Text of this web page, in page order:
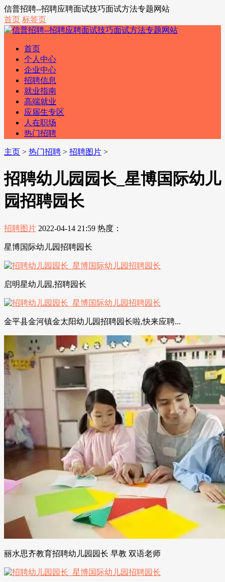
信普招聘--招聘应聘面试技巧面试方法专题网站
首页 标签页
首页
个人中心
企业中心
招聘信息
就业指南
高端就业
应届生专区
人在职场
热门招聘
主页 > 热门招聘 > 招聘图片 >
招聘幼儿园园长_星博国际幼儿
园招聘园长
招聘图片 2022-04-14 21:59 热度：
星博国际幼儿园招聘园长
启明星幼儿园,招聘园长
金平县金河镇金太阳幼儿园招聘园长啦,快来应聘...
丽水思齐教育招聘幼儿园园长 早教 双语老师